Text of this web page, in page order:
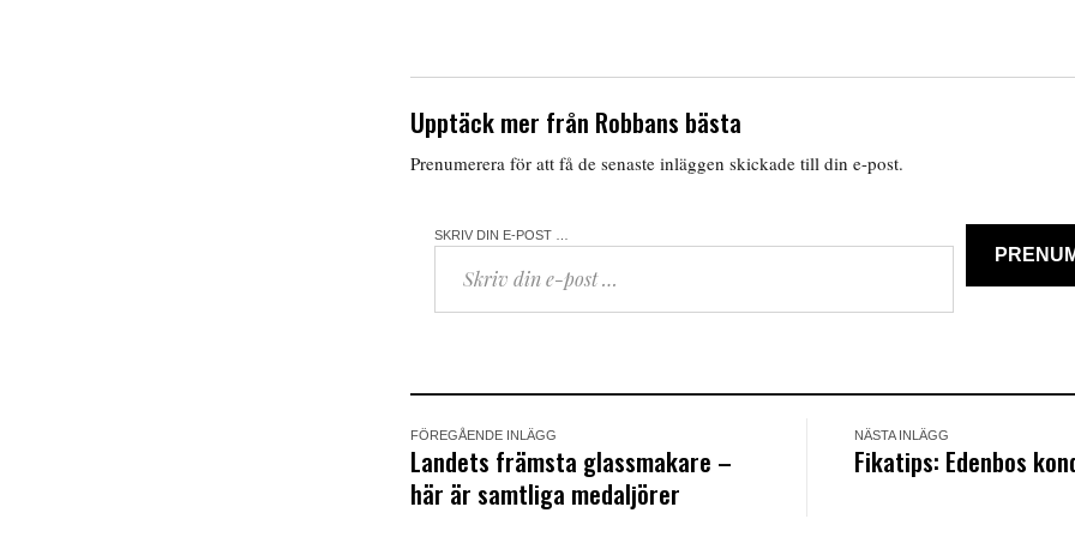
Upptäck mer från Robbans bästa
Prenumerera för att få de senaste inläggen skickade till din e-post.
SKRIV DIN E-POST …
FÖREGÅENDE INLÄGG
Landets främsta glassmakare –
här är samtliga medaljörer
NÄSTA INLÄGG
Fikatips: Edenbos